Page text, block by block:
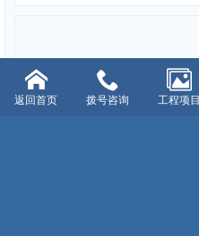
中春道路新（改）建工程
返回首页 拨号咨询 工程项目